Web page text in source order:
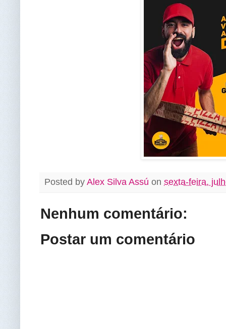
Posted by Alex Silva Assú on sexta-feira,
Nenhum comentário:
Postar um comentário